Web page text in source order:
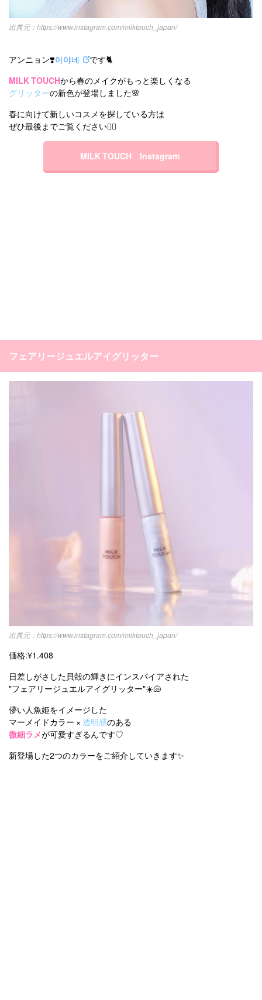
https://www.instagram.com/milktouch_japan/
アンニョン❣️아야네
です🐈
MILK TOUCHから春のメイクがもっと楽しくなる
グリッターの新色が登場しました🌸
春に向けて新しいコスメを探している方は
ぜひ最後までご覧ください💁‍♀️
MILK TOUCH Instagram
フェアリージュエルアイグリッター
https://www.instagram.com/milktouch_japan/
価格:¥1.408
日差しがさした貝殻の輝きにインスパイアされた
"フェアリージュエルアイグリッター"☀️🐚
儚い人魚姫をイメージした
マーメイドカラー × 透明感のある
微細ラメが可愛すぎるんです♡
新登場した2つのカラーをご紹介していきます✨